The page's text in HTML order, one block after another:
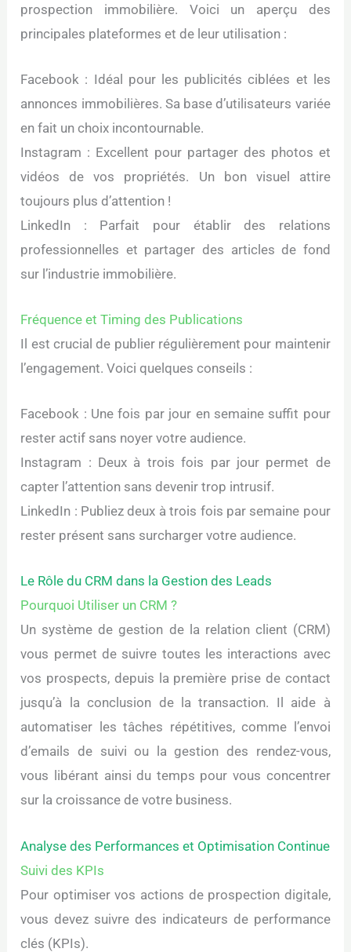
prospection immobilière. Voici un aperçu des
principales plateformes et de leur utilisation :
Facebook : Idéal pour les publicités ciblées et les
annonces immobilières. Sa base d’utilisateurs variée
en fait un choix incontournable.
Instagram : Excellent pour partager des photos et
vidéos de vos propriétés. Un bon visuel attire
toujours plus d’attention !
LinkedIn : Parfait pour établir des relations
professionnelles et partager des articles de fond
sur l’industrie immobilière.
Fréquence et Timing des Publications
Il est crucial de publier régulièrement pour maintenir
l’engagement. Voici quelques conseils :
Facebook : Une fois par jour en semaine suffit pour
rester actif sans noyer votre audience.
Instagram : Deux à trois fois par jour permet de
capter l’attention sans devenir trop intrusif.
LinkedIn : Publiez deux à trois fois par semaine pour
rester présent sans surcharger votre audience.
Le Rôle du CRM dans la Gestion des Leads
Pourquoi Utiliser un CRM ?
Un système de gestion de la relation client (CRM)
vous permet de suivre toutes les interactions avec
vos prospects, depuis la première prise de contact
jusqu’à la conclusion de la transaction. Il aide à
automatiser les tâches répétitives, comme l’envoi
d’emails de suivi ou la gestion des rendez-vous,
vous libérant ainsi du temps pour vous concentrer
sur la croissance de votre business.
Analyse des Performances et Optimisation Continue
Suivi des KPIs
Pour optimiser vos actions de prospection digitale,
vous devez suivre des indicateurs de performance
clés (KPIs).